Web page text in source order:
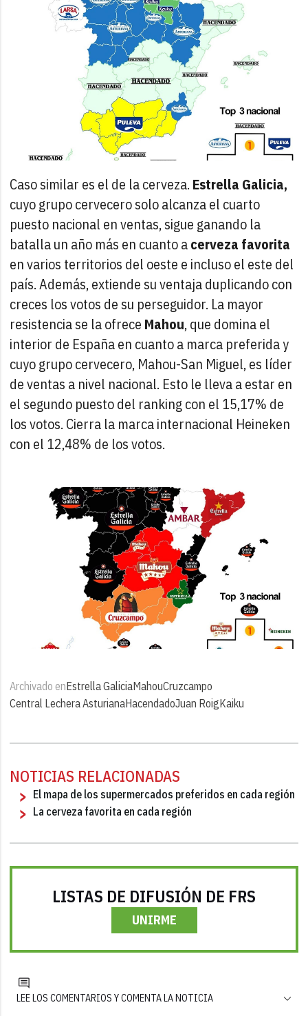
Caso similar es el de la cerveza. Estrella Galicia,
cuyo grupo cervecero solo alcanza el cuarto
puesto nacional en ventas, sigue ganando la
batalla un año más en cuanto acerveza favorita
en varios territorios del oeste e incluso el este del
país. Además, extiende su ventaja duplicando con
creces los votos de su perseguidor. La mayor
resistencia se la ofrece Mahou, que domina el
interior de España en cuanto a marca preferida y
cuyo grupo cervecero, Mahou-San Miguel, es líder
de ventas a nivel nacional. Esto le lleva a estar en
el segundo puesto del ranking con el 15,17% de
los votos. Cierra la marca internacional Heineken
con el 12,48% de los votos.
Archivado enEstrella GaliciaMahouCruzcampo
Central Lechera AsturianaHacendadoJuan RoigKaiku
NOTICIAS RELACIONADAS
El mapa de los supermercados preferidos en cada región
La cerveza favorita en cada región
LISTAS DE DIFUSIÓN DE FRS
UNIRME
LEE LOS COMENTARIOS Y COMENTA LA NOTICIA